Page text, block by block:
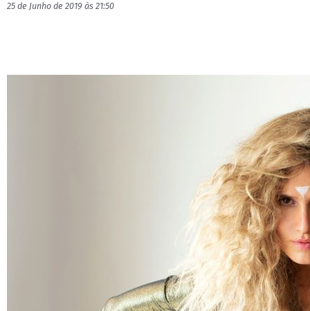
25 de Junho de 2019 às 21:50